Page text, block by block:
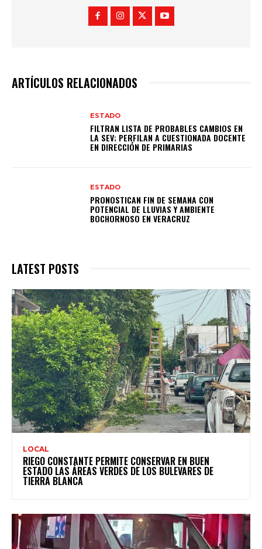
ARTÍCULOS RELACIONADOS
ESTADO
FILTRAN LISTA DE PROBABLES CAMBIOS EN
LA SEV; PERFILAN A CUESTIONADA DOCENTE
EN DIRECCIÓN DE PRIMARIAS
ESTADO
PRONOSTICAN FIN DE SEMANA CON
POTENCIAL DE LLUVIAS Y AMBIENTE
BOCHORNOSO EN VERACRUZ
LATEST POSTS
LOCAL
RIEGO CONSTANTE PERMITE CONSERVAR EN BUEN
ESTADO LAS ÁREAS VERDES DE LOS BULEVARES DE
TIERRA BLANCA